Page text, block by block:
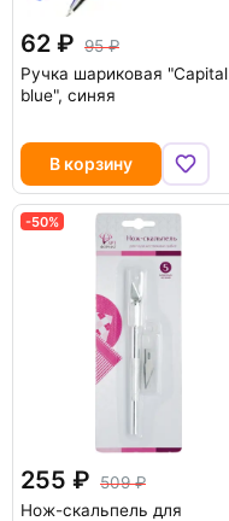
62
95
Ручка шариковая "Capital
blue", синяя
В корзину
-50%
255
509
Нож-скальпель для